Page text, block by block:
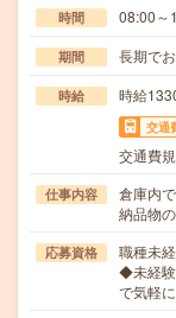
時間 08:00～
期間 長期で
時給 時給
交通
交通費
仕事内容
倉庫内
納品物
応募資格
職種未
◆未経験
で気軽